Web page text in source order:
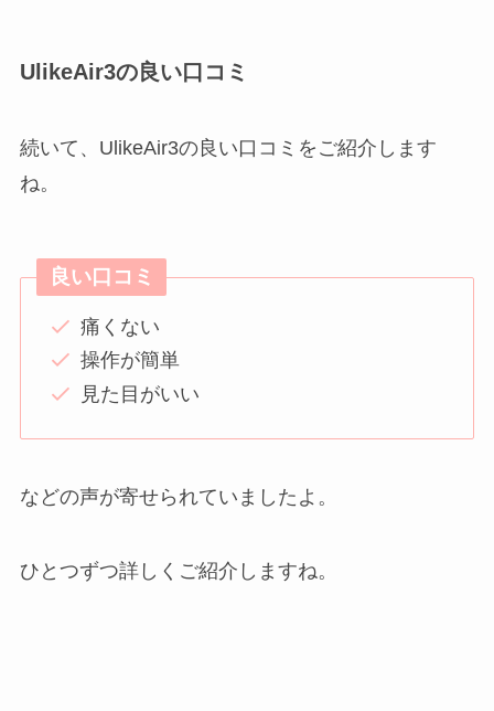
UlikeAir3の良い口コミ
続いて、UlikeAir3の良い口コミをご紹介します
ね。
良い口コミ
痛くない
操作が簡単
見た目がいい
などの声が寄せられていましたよ。
ひとつずつ詳しくご紹介しますね。